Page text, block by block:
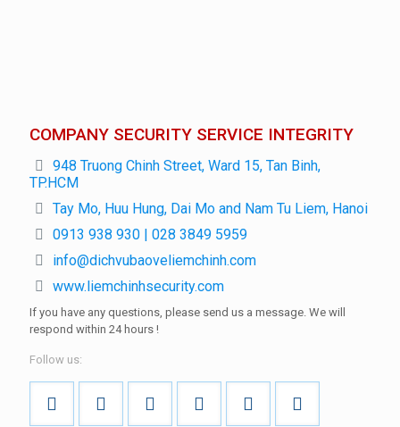
COMPANY SECURITY SERVICE INTEGRITY
948 Truong Chinh Street, Ward 15, Tan Binh,
TP.HCM
Tay Mo, Huu Hung, Dai Mo and Nam Tu Liem, Hanoi
0913 938 930 | 028 3849 5959
info@dichvubaoveliemchinh.com
www.liemchinhsecurity.com
If you have any questions, please send us a message. We will
respond within 24 hours !
Follow us: